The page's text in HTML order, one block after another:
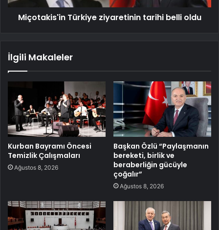
Miçotakis'in Türkiye ziyaretinin tarihi belli oldu
İlgili Makaleler
Kurban Bayramı Öncesi
Temizlik Çalışmaları
Ağustos 8, 2026
Başkan Özlü “Paylaşmanın
bereketi, birlik ve
beraberliğin gücüyle
çoğalır”
Ağustos 8, 2026